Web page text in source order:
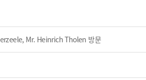
Mr. Heinrich Tholen 방문